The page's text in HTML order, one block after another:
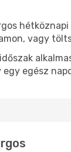
vagy
egész